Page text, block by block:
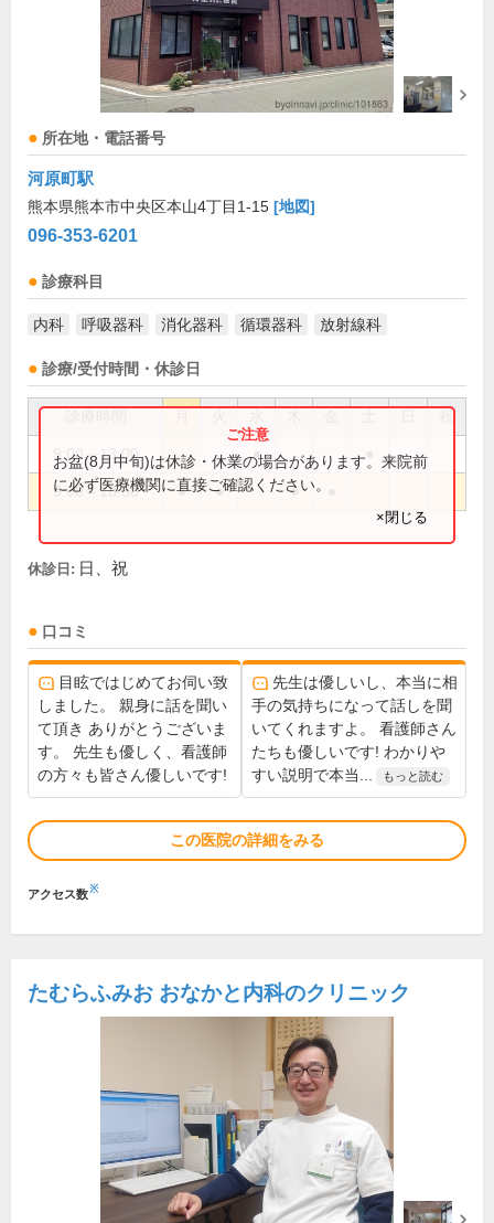
所在地・電話番号
河原町駅
熊本県熊本市中央区本山4丁目1-15 [地図]
096-353-6201
診療科目
内科 呼吸器科 消化器科 循環器科 放射線科
診療/受付時間・休診日
祝
9:00～13:00 ●
9:00～18:30 ● ● ●
お盆(8月中旬)は休診・休業の場合があります。来院前
に必ず医療機関に直接ご確認ください。
×閉じる
休診日: 日、祝
口コミ
目眩ではじめてお伺い致
しました。 親身に話を聞い
て頂き ありがとうございま
す。 先生も優しく、看護師
の方々も皆さん優しいです!
先生は優しいし、本当に相
手の気持ちになって話しを聞
いてくれますよ。 看護師さん
たちも優しいです! わかりや
すい説明で本当...
もっと読む
この医院の詳細をみる
アクセス数※
たむらふみお おなかと内科のクリニック